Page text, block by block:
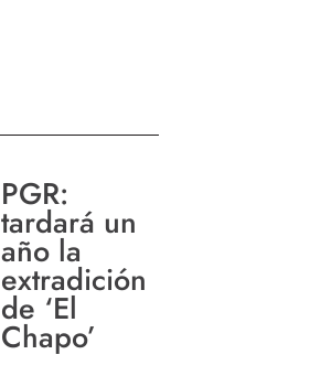
PGR:
tardará un
año la
extradición
de ‘El
Chapo’